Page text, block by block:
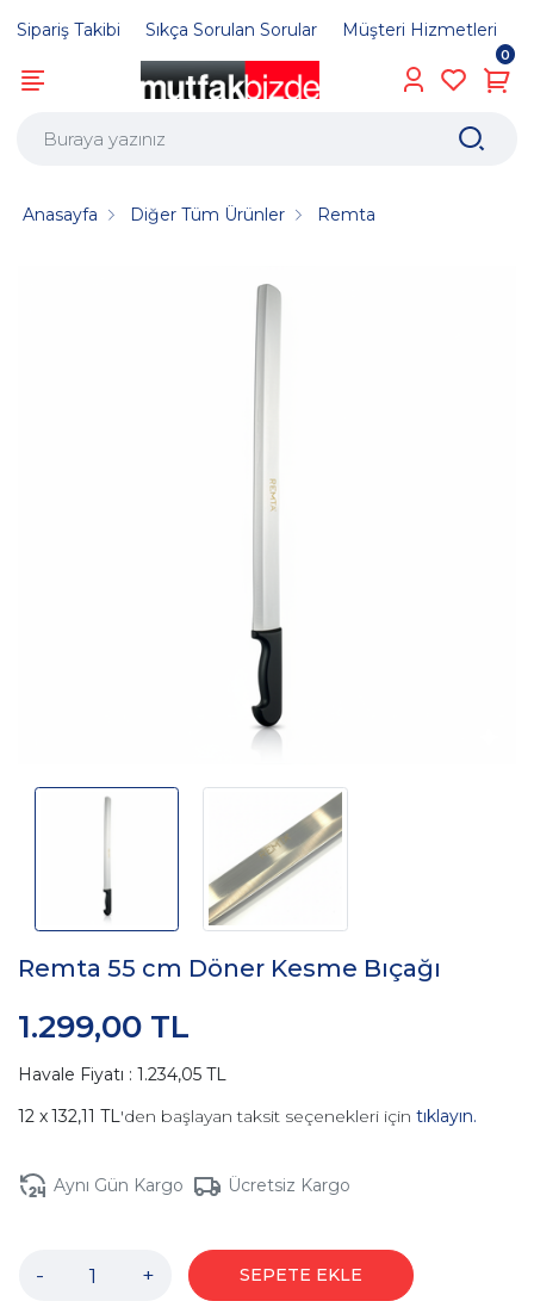
Sipariş Takibi Sıkça Sorulan Sorular Müşteri Hizmetleri
0
Anasayfa Diğer Tüm Ürünler Remta
Remta 55 cm Döner Kesme Bıçağı
1.299,00 TL
Havale Fiyatı : 1.234,05 TL
132,11 TL'den başlayan taksit seçenekleri için tıklayın.
Aynı Gün Kargo Ücretsiz Kargo
- + SEPETE EKLE